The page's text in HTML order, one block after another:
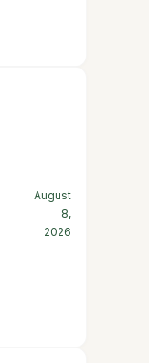
August
8,
2026